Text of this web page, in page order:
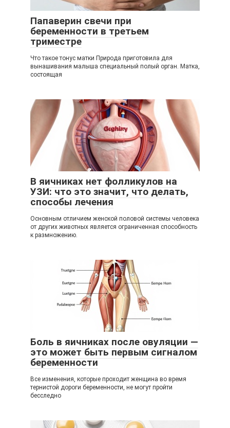
Папаверин свечи при
беременности в третьем
триместре
Что такое тонус матки Природа приготовила для
вынашивания малыша специальный полый орган. Матка,
состоящая
В яичниках нет фолликулов на
УЗИ: что это значит, что делать,
способы лечения
Основным отличием женской половой системы человека
от других животных является ограниченная способность
к размножению.
Боль в яичниках после овуляции —
это может быть первым сигналом
беременности
Все изменения, которые проходит женщина во время
тернистой дороги беременности, не могут пройти
бесследно